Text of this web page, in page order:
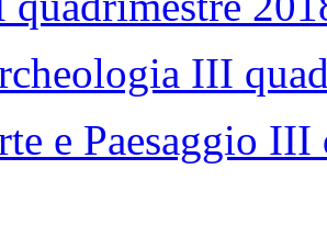
III
e Paesaggio